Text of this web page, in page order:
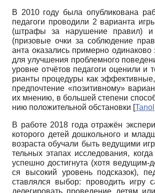
В 2010 году была опубликована
педагоги проводили 2 варианта
(штрафы за нарушение правил) и
(призовые очки за соблюдение
анта оказались примерно
для улучшения проблемного
уровне отчётов педагоги оценили и
рианты процедуры как
предпочтение «позитивному»
их мнению, в большей степени
нию положительной обстановки [
В работе 2018 года отражён
которого детей дошкольного и
возраста обучали быть ведущими
тельных этапах исследования,
успешно достигнута (хотя ведущим-
ся высокий уровень подсказок),
ставлялся выбор: проводить игру